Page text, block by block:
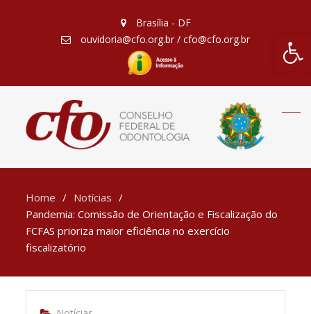
Barra
Brasília - DF
ouvidoria@cfo.org.br / cfo@cfo.org.br
Home
Notícias
Pandemia: Comissão de Orientação e Fiscalização do
FCFAS prioriza maior eficiência no exercício
fiscalizatório